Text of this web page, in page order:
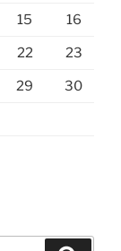
15 16
22 23
29 30